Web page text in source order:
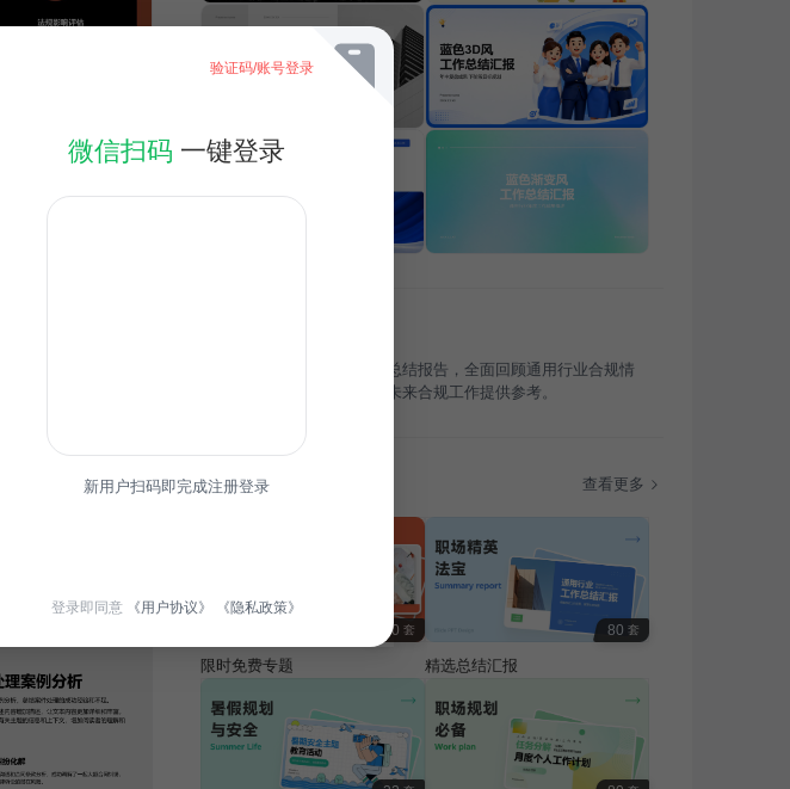
法务部年度案件处理与合规总结报告，全面回顾通用行业合规情
况，分析案件处理经验，为未来合规工作提供参考。
热门专题 查看更多
100 套
限时免费专题
80 套
精选总结汇报
验证码/账号登录
微信扫码 一键登录
新用户扫码即完成注册登录
登录即同意 《用户协议》 《隐私政策》